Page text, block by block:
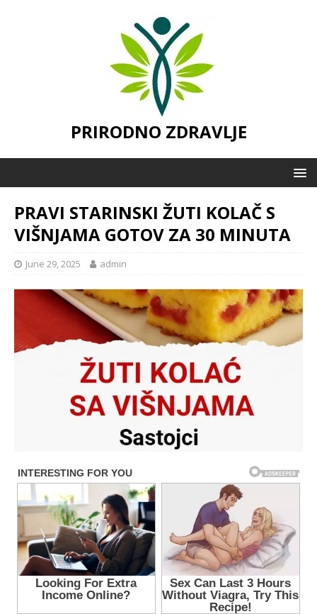
PRIRODNO ZDRAVLJE
PRAVI STARINSKI ŽUTI KOLAČ S
VIŠNJAMA GOTOV ZA 30 MINUTA
June 29, 2025 admin